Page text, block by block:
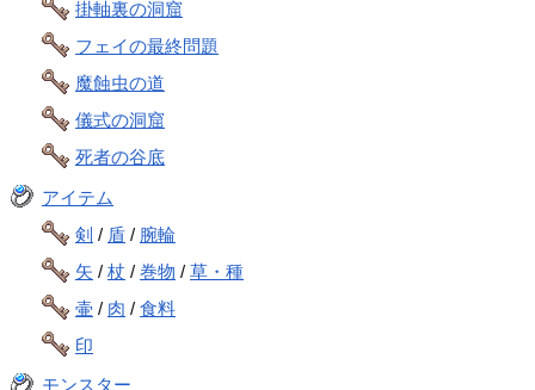
掛軸裏の洞窟
フェイの最終問題
魔蝕虫の道
儀式の洞窟
死者の谷底
アイテム
剣 / 盾 / 腕輪
矢 /杖 /巻物 /草・種
壷 / 肉 /食料
印
モンスター